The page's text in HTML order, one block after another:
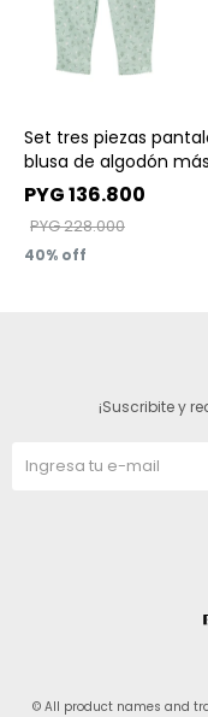
Set tres piezas
blusa de algodón más
vincha
PYG136.800
PYG228.000
40
¡Suscribite y
© All product names and